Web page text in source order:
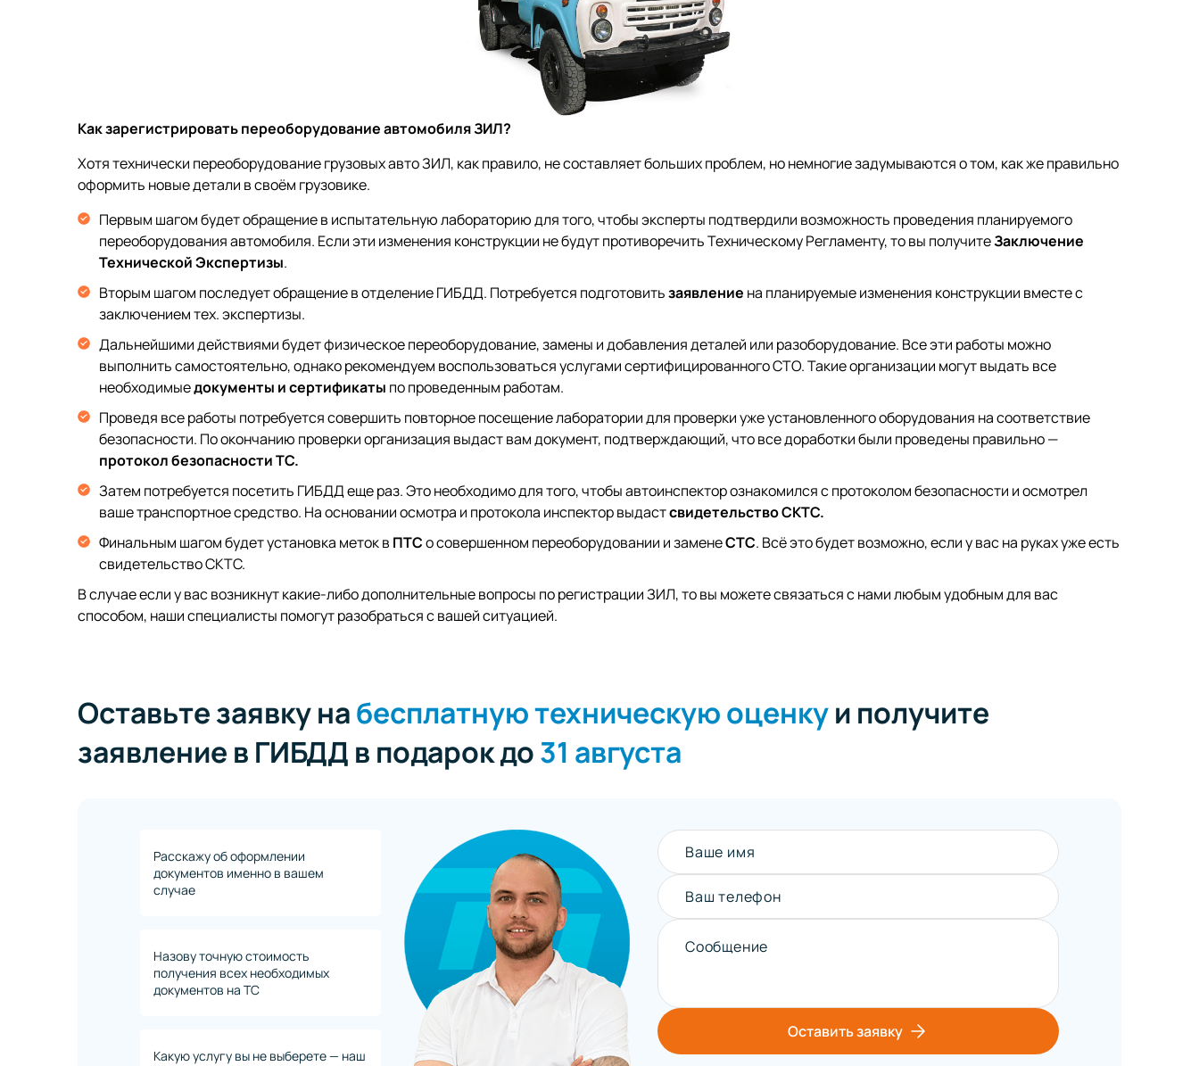
Как зарегистрировать переоборудование автомобиля ЗИЛ?
Хотя технически переоборудование грузовых авто ЗИЛ, как правило, не составляет больших проблем, но немногие задумываются о том, как же правильно
оформить новые детали в своём грузовике.
Первым шагом будет обращение в испытательную лабораторию для того, чтобы эксперты подтвердили возможность проведения планируемого
переоборудования автомобиля. Если эти изменения конструкции не будут противоречить Техническому Регламенту, то вы получитеЗаключение
Технической Экспертизы.
Вторым шагом последует обращение в отделение ГИБДД. Потребуется подготовитьзаявление на планируемые изменения конструкции вместе с
заключением тех. экспертизы.
Дальнейшими действиями будет физическое переоборудование, замены и добавления деталей или разоборудование. Все эти работы можно
выполнить самостоятельно, однако рекомендуем воспользоваться услугами сертифицированного СТО. Такие организации могут выдать все
необходимыедокументы и сертификаты по проведенным работам.
Проведя все работы потребуется совершить повторное посещение лаборатории для проверки уже установленного оборудования на соответствие
безопасности. По окончанию проверки организация выдаст вам документ, подтверждающий, что все доработки были проведены правильно —
протокол безопасности ТС.
Затем потребуется посетить ГИБДД еще раз. Это необходимо для того, чтобы автоинспектор ознакомился с протоколом безопасности и осмотрел
ваше транспортное средство. На основании осмотра и протокола инспектор выдастсвидетельство СКТС.
Финальным шагом будет установка меток в ПТСо совершенном переоборудовании и заменеСТС. Всё это будет возможно, если у вас на руках уже есть
свидетельство СКТС.
В случае если у вас возникнут какие-либо дополнительные вопросы по регистрации ЗИЛ, то вы можете связаться с нами любым удобным для вас
способом, наши специалисты помогут разобраться с вашей ситуацией.
Оставьте заявку набесплатную техническую оценкуи получите
заявление в ГИБДД в подарок до31 августа
Расскажу об оформлении
документов именно в вашем
случае
Назову точную стоимость
получения всех необходимых
документов на ТС
Какую услугу вы не выберете — наш
Ваше имя
Ваш телефон
Сообщение
Оставить заявку